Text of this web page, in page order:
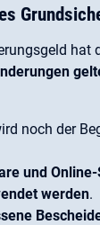
hat
noch der
und
werden.